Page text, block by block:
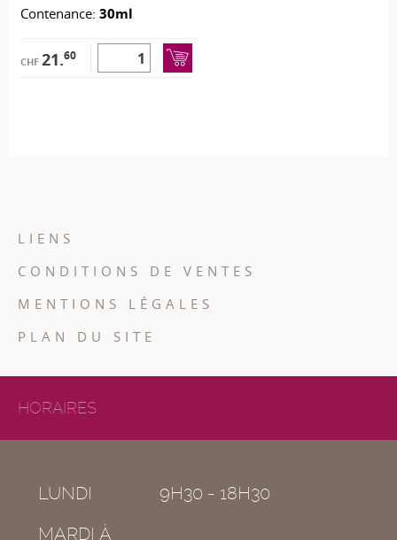
Contenance: 30ml
CHF 21.60
LIENS
CONDITIONS DE VENTES
MENTIONS LÉGALES
PLAN DU SITE
HORAIRES
LUNDI
9H30 - 18H30
MARDI À